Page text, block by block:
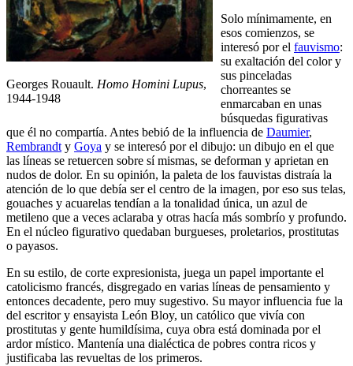
Georges Rouault. Homo Homini Lupus,
1944-1948
Solo mínimamente, en
esos comienzos, se
interesó por el fauvismo:
su exaltación del color y
sus pinceladas
chorreantes se
enmarcaban en unas
búsquedas figurativas
que él no compartía. Antes bebió de la influencia de Daumier,
Rembrandt y Goya y se interesó por el dibujo: un dibujo en el que
las líneas se retuercen sobre sí mismas, se deforman y aprietan en
nudos de dolor. En su opinión, la paleta de los fauvistas distraía la
atención de lo que debía ser el centro de la imagen, por eso sus telas,
gouaches y acuarelas tendían a la tonalidad única, un azul de
metileno que a veces aclaraba y otras hacía más sombrío y profundo.
En el núcleo figurativo quedaban burgueses, proletarios, prostitutas
o payasos.
En su estilo, de corte expresionista, juega un papel importante el
catolicismo francés, disgregado en varias líneas de pensamiento y
entonces decadente, pero muy sugestivo. Su mayor influencia fue la
del escritor y ensayista León Bloy, un católico que vivía con
prostitutas y gente humildísima, cuya obra está dominada por el
ardor místico. Mantenía una dialéctica de pobres contra ricos y
justificaba las revueltas de los primeros.